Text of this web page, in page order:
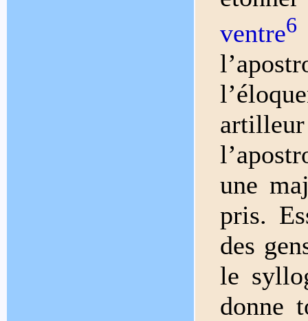
ventre6
une
pris.
des
le
donne